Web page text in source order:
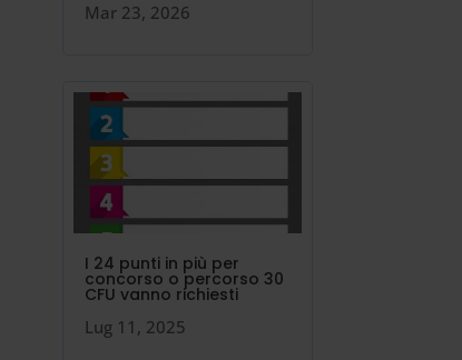
Mar 23, 2026
I 24 punti in più per
concorso o percorso 30
CFU vanno richiesti
Lug 11, 2025